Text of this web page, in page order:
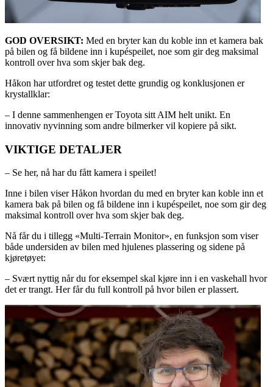
GOD OVERSIKT: Med en bryter kan du koble inn et kamera bak
på bilen og få bildene inn i kupéspeilet, noe som gir deg maksimal
kontroll over hva som skjer bak deg.
Håkon har utfordret og testet dette grundig og konklusjonen er
krystallklar:
– I denne sammenhengen er Toyota sitt AIM helt unikt. En
innovativ nyvinning som andre bilmerker vil kopiere på sikt.
VIKTIGE DETALJER
– Se her, nå har du fått kamera i speilet!
Inne i bilen viser Håkon hvordan du med en bryter kan koble inn et
kamera bak på bilen og få bildene inn i kupéspeilet, noe som gir deg
maksimal kontroll over hva som skjer bak deg.
Nå får du i tillegg «Multi-Terrain Monitor», en funksjon som viser
både undersiden av bilen med hjulenes plassering og sidene på
kjøretøyet:
– Svært nyttig når du for eksempel skal kjøre inn i en vaskehall hvor
det er trangt. Her får du full kontroll på hvor bilen er plassert.